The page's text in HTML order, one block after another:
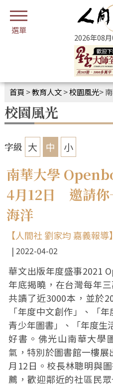
2026年08
首頁 >教育人文>校園風光>南
校園風光
字級 大 中 小
南華大學
4月12日 邀請你
海洋
【人間社 劉家均 嘉義報導】
2022-04-02
華文出版年度盛事2021
年底揭曉，在台灣每年
共讀了近3000本，並於
「年度中文創作」、「
青少年圖書」、「年度生
好書。佛光山南華大學
氣，特別於圖書館一樓
月12日。校長林聰明與
薦，歡迎鄰近的社區民